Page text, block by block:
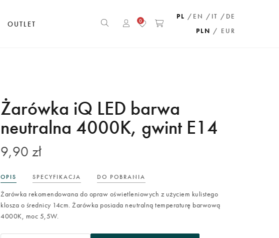
OUTLET 0
PL /EN /IT /DE
PLN / EUR
Żarówka iQ LED barwa
neutralna 4000K, gwint E14
9,90 zł
OPIS SPECYFIKACJA DO POBRANIA
Żarówka rekomendowana do opraw oświetleniowych z użyciem kulistego
klosza o średnicy 14cm. Żarówka posiada neutralną temperaturę barwową
4000K, moc 5,5W.